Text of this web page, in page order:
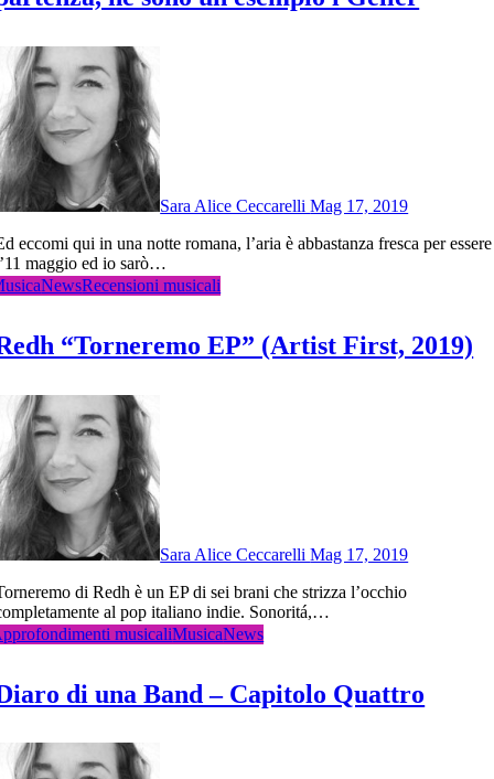
Sara Alice CeccarelliMag 17, 2019
fresca per essere
maggio ed io sarò…
NewsRecensioni musicali
“Torneremo EP” (Artist First, 2019)
Sara Alice CeccarelliMag 17, 2019
strizza l’occhio
al pop italiano indie. Sonoritá,…
musicaliMusicaNews
di una Band – Capitolo Quattro